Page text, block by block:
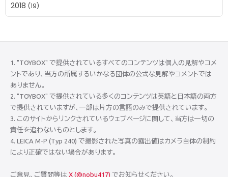
2018 (19)
1. "TOYBOX" で提供されているすべてのコンテンツは個人の見解やコメ
ントであり、当方の所属するいかなる団体の公式な見解やコメントでは
ありません。
2. "TOYBOX" で提供されている多くのコンテンツは英語と日本語の両方
で提供されていますが、一部は片方の言語のみで提供されています。
3. このサイトからリンクされているウェブページに関して、当方は一切の
責任を追わないものとします。
4. LEICA M-P (Typ 240) で撮影された写真の露出値はカメラ自体の制約
により正確ではない場合があります。
ご意見、ご質問等は X (@nobu417) でお知らせください。